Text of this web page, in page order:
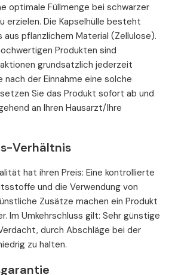
optimale Füllmenge bei schwarzer
erzielen. Die Kapselhülle besteht
aus pflanzlichem Material (Zellulose).
Produkten sind
grundsätzlich jederzeit
der Einnahme eine solche
Sie das Produkt sofort ab und
an Ihren Hausarzt/Ihre
Verhältnis
hat ihren Preis: Eine kontrollierte
und die Verwendung von
Zusätze machen ein Produkt
Im Umkehrschluss gilt: Sehr günstige
durch Abschläge bei der
zu halten.